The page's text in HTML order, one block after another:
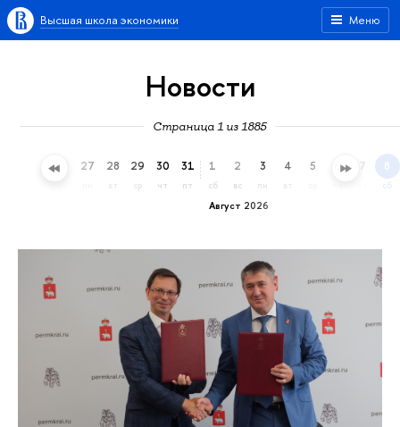
Меню
Высшая школа экономики
Новости
Страница 1 из 1885
26 27 28 29
ср
30
чт
31
пт
Август 2026
1
сб
2
вс
3
пн
4 5 6 7 8
сб